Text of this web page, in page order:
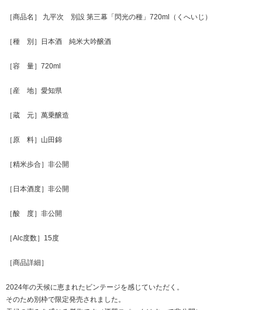
［商品名］ 九平次 別設 第三幕「閃光の種」720ml（くへいじ）
［種 別］日本酒 純米大吟醸酒
［容 量］720ml
［産 地］愛知県
［蔵 元］萬乗醸造
［原 料］山田錦
［精米歩合］非公開
［日本酒度］非公開
［酸 度］非公開
［Alc度数］15度
［商品詳細］
2024年の天候に恵まれたビンテージを感じていただく。
そのため別枠で限定発売されました。